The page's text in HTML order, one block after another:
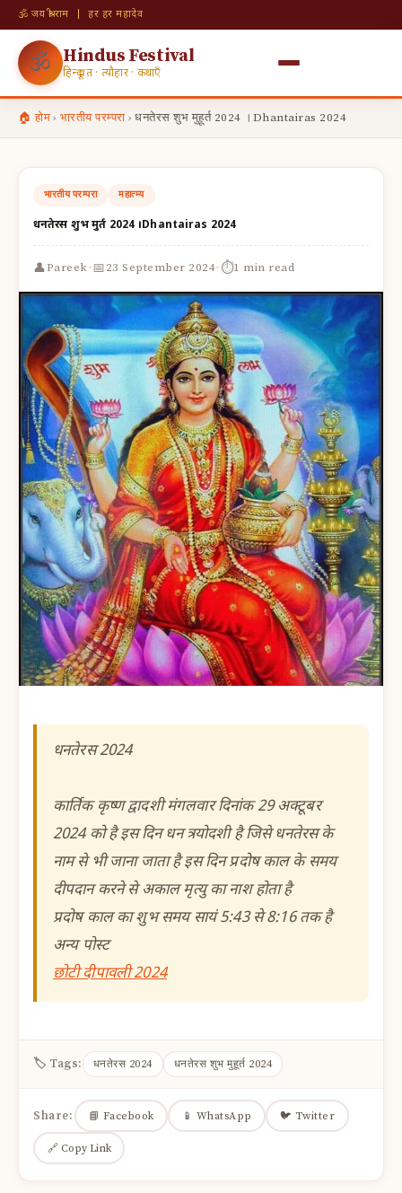
🕉 जय श्री राम | हर हर महादेव
🕉 Hindus Festival
हिन्दू व्रत · त्यौहार · कथाएँ
🏠 होम› भारतीय परम्परा › धनतेरस शुभ मुहूर्त 2024 ।Dhantairas 2024
भारतीय परम्परा महात्म्य
धनतेरस शुभ मुहूर्त 2024 ।Dhantairas 2024
👤Pareek·📅23 September 2024·⏱1 min read
धनतेरस 2024
कार्तिक कृष्ण द्वादशी मंगलवार दिनांक 29 अक्टूबर
2024 को है इस दिन धन त्रयोदशी है जिसे धनतेरस के
नाम से भी जाना जाता है इस दिन प्रदोष काल के समय
दीपदान करने से अकाल मृत्यु का नाश होता है
प्रदोष काल का शुभ समय सायं 5:43 से 8:16 तक है
अन्य पोस्ट
छोटी दीपावली 2024
🏷 Tags: धनतेरस 2024 धनतेरस शुभ मुहूर्त 2024
Share: 📘 Facebook 📱 WhatsApp 🐦 Twitter
🔗 Copy Link